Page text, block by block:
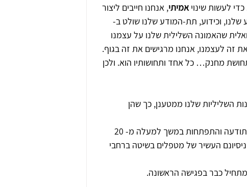
לעשות שינוי אמיתי, אנחנו חייבים ליצור
שלנו, וכידוע, תת-המודע שלנו שולט ב-
שהאמונה השלילית שלנו על עצמנו
זה לעצמנו, אנחנו מרגישים את זה בגוף.
מחנק… כל אחד ותחושותיו הוא. ולכן
השליליות שלנו ממטענן, כך שהן
העשיר של מטפלים בשיטה ברחבי
כבר בפגישה הראשונה.